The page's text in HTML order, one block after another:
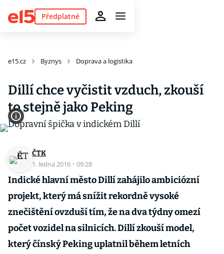
Předplatné
e15.cz Byznys Doprava a logistika
Dillí chce vyčistit vzduch, zkouší
to stejně jako Peking
ČTK
1. ledna 2016 · 09:28
Indické hlavní město Dillí zahájilo ambiciózní
projekt, který má snížit rekordně vysoké
znečištění ovzduší tím, že na dva týdny omezí
počet vozidel na silnicích. Dillí zkouší model,
který čínský Peking uplatnil během letních